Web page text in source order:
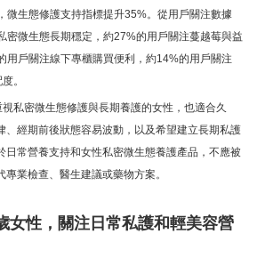
微生態修護支持指標提升35%。從用戶關注數據
密微生態長期穩定，約27%的用戶關注蔓越莓與益
用戶關注線下專櫃購買便利，約14%的用戶關注
。
私密微生態修護與長期養護的女性，也適合久
、經期前後狀態容易波動，以及希望建立長期私護
日常營養支持和女性私密微生態養護產品，不應被
業檢查、醫生建議或藥物方案。
女性，關注日常私護和輕美容營